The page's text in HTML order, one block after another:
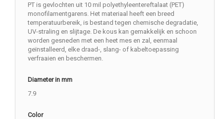
PT is gevlochten uit 10 mil polyethyleentereftalaat (PET)
monofilamentgarens. Het materiaal heeft een breed
temperatuurbereik, is bestand tegen chemische degradatie,
UV-straling en slijtage. De kous kan gemakkelijk en schoon
worden gesneden met een heet mes en zal, eenmaal
geïnstalleerd, elke draad-, slang- of kabeltoepassing
verfraaien en beschermen.
Diameter in mm
7.9
Color